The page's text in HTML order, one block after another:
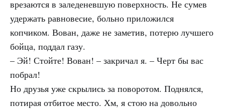
врезаются в заледеневшую поверхность. Не сумев
удержать равновесие, больно приложился
копчиком. Вован, даже не заметив, потерю лучшего
бойца, поддал газу.
– Эй! Стойте! Вован! – закричал я. – Черт бы вас
побрал!
Но друзья уже скрылись за поворотом. Поднялся,
потирая отбитое место. Хм, я стою на довольно